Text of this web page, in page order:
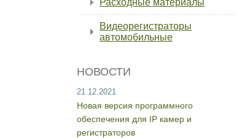
Расходные материалы
Видеорегистраторы
автомобильные
НОВОСТИ
21.12.2021
Новая версия программного
обеспечения для IP камер и
регистраторов